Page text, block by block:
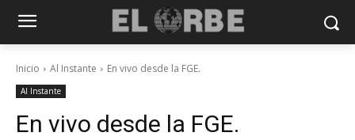
Inicio Al Instante En vivo desde la FGE.
Al Instante
En vivo desde la FGE.